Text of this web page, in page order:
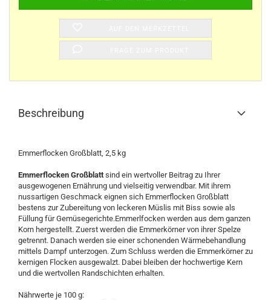
Beschreibung
Emmerflocken Großblatt, 2,5 kg
Emmerflocken Großblattsind ein wertvoller Beitrag zu Ihrer
ausgewogenen Ernährung und vielseitig verwendbar. Mit ihrem
nussartigen Geschmack eignen sich Emmerflocken Großblatt
bestens zur Zubereitung von leckeren Müslis mit Biss sowie als
Füllung für Gemüsegerichte.Emmerlfocken werden aus dem ganzen
Korn hergestellt. Zuerst werden die Emmerkörner von ihrer Spelze
getrennt. Danach werden sie einer schonenden Wärmebehandlung
mittels Dampf unterzogen. Zum Schluss werden die Emmerkörner zu
kernigen Flocken ausgewalzt. Dabei bleiben der hochwertige Kern
und die wertvollen Randschichten erhalten.
Nährwerte je 100 g: